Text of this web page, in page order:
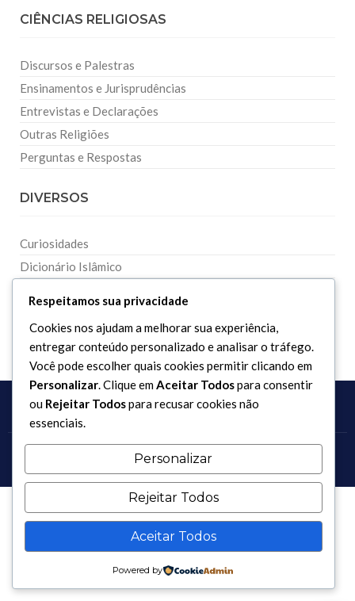
CIÊNCIAS RELIGIOSAS
Discursos e Palestras
Ensinamentos e Jurisprudências
Entrevistas e Declarações
Outras Religiões
Perguntas e Respostas
DIVERSOS
Curiosidades
Dicionário Islâmico
Copyright 2017 - 2026 / Todos os direitos reservados.
Respeitamos sua privacidade
Cookies nos ajudam a melhorar sua experiência,
entregar conteúdo personalizado e analisar o tráfego.
Você pode escolher quais cookies permitir clicando em
Personalizar. Clique emAceitar Todospara consentir
ou Rejeitar Todospara recusar cookies não
essenciais.
Personalizar
Rejeitar Todos
Aceitar Todos
Powered by